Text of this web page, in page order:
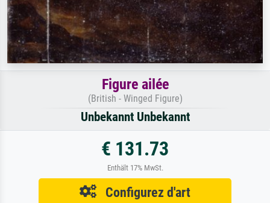
Figure ailée
(British - Winged Figure)
Unbekannt Unbekannt
€ 131.73
Enthält 17% MwSt.
Configurez d'art